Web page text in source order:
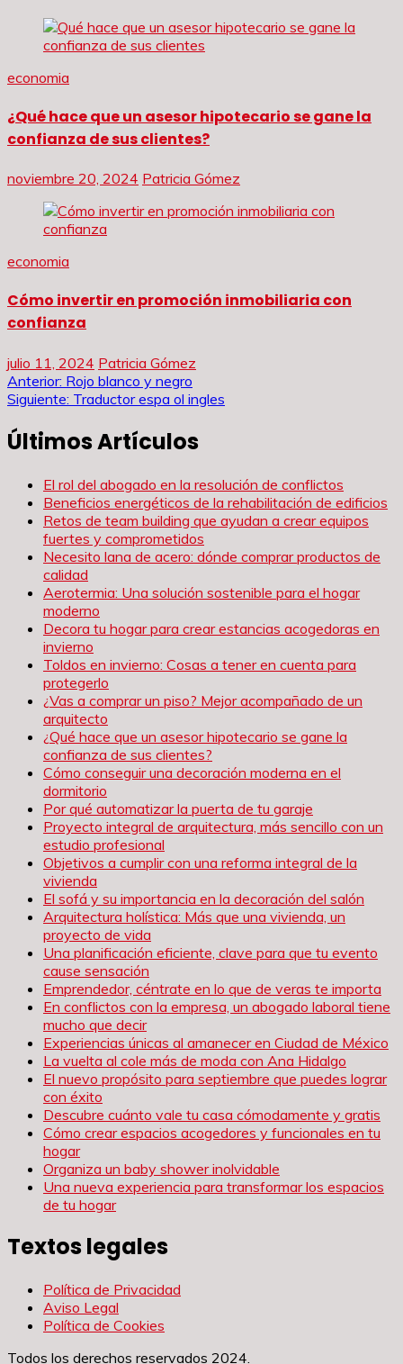
economia
¿Qué hace que un asesor hipotecario se gane la
confianza de sus clientes?
noviembre 20, 2024 Patricia Gómez
economia
Cómo invertir en promoción inmobiliaria con
confianza
julio 11, 2024 Patricia Gómez
Navegación
entradas
Anterior: Rojo blanco y negro
Siguiente: Traductor espa ol ingles
Últimos Artículos
El rol del abogado en la resolución de conflictos
Beneficios energéticos de la rehabilitación de edificios
Retos de team building que ayudan a crear equipos
fuertes y comprometidos
Necesito lana de acero: dónde comprar productos de
calidad
Aerotermia: Una solución sostenible para el hogar
moderno
Decora tu hogar para crear estancias acogedoras en
invierno
Toldos en invierno: Cosas a tener en cuenta para
protegerlo
¿Vas a comprar un piso? Mejor acompañado de un
arquitecto
¿Qué hace que un asesor hipotecario se gane la
confianza de sus clientes?
Cómo conseguir una decoración moderna en el
dormitorio
Por qué automatizar la puerta de tu garaje
Proyecto integral de arquitectura, más sencillo con un
estudio profesional
Objetivos a cumplir con una reforma integral de la
vivienda
El sofá y su importancia en la decoración del salón
Arquitectura holística: Más que una vivienda, un
proyecto de vida
Una planificación eficiente, clave para que tu evento
cause sensación
Emprendedor, céntrate en lo que de veras te importa
En conflictos con la empresa, un abogado laboral tiene
mucho que decir
Experiencias únicas al amanecer en Ciudad de México
La vuelta al cole más de moda con Ana Hidalgo
El nuevo propósito para septiembre que puedes lograr
con éxito
Descubre cuánto vale tu casa cómodamente y gratis
Cómo crear espacios acogedores y funcionales en tu
hogar
Organiza un baby shower inolvidable
Una nueva experiencia para transformar los espacios
de tu hogar
Textos legales
Política de Privacidad
Aviso Legal
Política de Cookies
Todos los derechos reservados 2024.